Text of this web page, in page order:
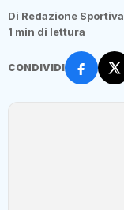
Di Redazione Sportiva
1 min di lettura
CONDIVIDI